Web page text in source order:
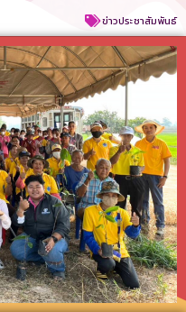
ข่าวประชาสัมพันธ์